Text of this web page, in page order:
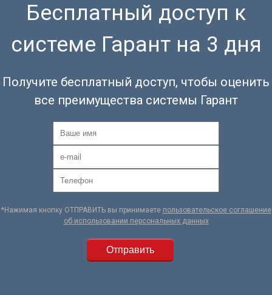
Бесплатный доступ к
системе Гарант на 3 дня
Получите бесплатный доступ, чтобы оценить
все преимущества системы Гарант
*Нажимая кнопку ОТПРАВИТЬ вы принимаете пользовательское соглашение
об использовании персональных данных